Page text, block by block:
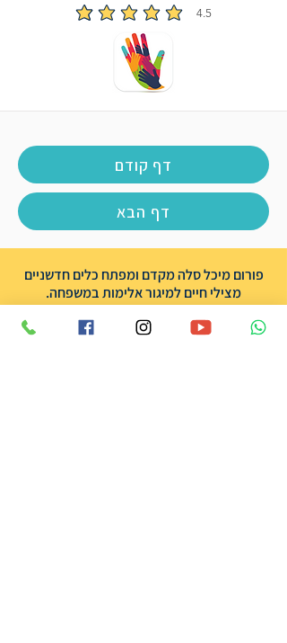
4.5 הדירוג הממוצא הוא 4.5 מתוך 5
דף קודם
דף הבא
פורום מיכל סלה מקדם ומפתח כלים חדשניים
מצילי חיים למיגור אלימות במשפחה.
אנו מתקיימים מתרומות בלבד וכל סכום
משמעותי עבורנו.